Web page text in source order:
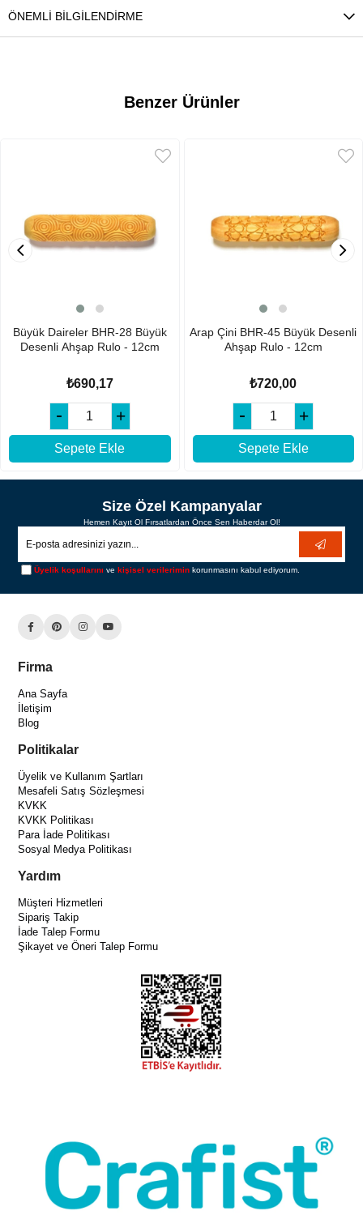
ÖNEMLI BILGILENDIRME
Benzer Ürünler
Büyük Daireler BHR-28 Büyük
Desenli Ahşap Rulo - 12cm
₺690,17
Sepete Ekle
Arap Çini BHR-45 Büyük Desenli
Ahşap Rulo - 12cm
₺720,00
Sepete Ekle
Size Özel Kampanyalar
Hemen Kayıt Ol Fırsatlardan Önce Sen Haberdar Ol!
Üyelik koşullarını vekişisel verilerimin korunmasını kabul ediyorum.
Firma
Ana Sayfa
İletişim
Blog
Politikalar
Üyelik ve Kullanım Şartları
Mesafeli Satış Sözleşmesi
KVKK
KVKK Politikası
Para İade Politikası
Sosyal Medya Politikası
Yardım
Müşteri Hizmetleri
Sipariş Takip
İade Talep Formu
Şikayet ve Öneri Talep Formu